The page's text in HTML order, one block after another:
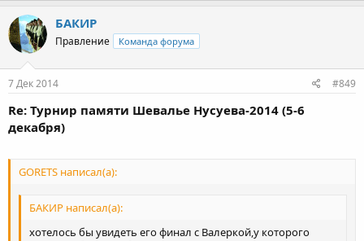
БАКИР
Правление Команда форума
7 Дек 2014 #849
Re: Турнир памяти Шевалье Нусуева-2014 (5-6
декабря)
GORETS написал(а):
БАКИР написал(а):
хотелось бы увидеть его финал с Валеркой,у которого